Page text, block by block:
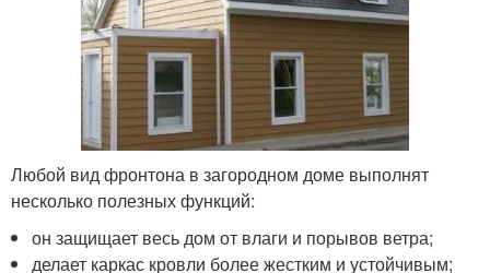
Любой вид фронтона в загородном доме выполнят
несколько полезных функций:
он защищает весь дом от влаги и порывов ветра;
делает каркас кровли более жестким и устойчивым;